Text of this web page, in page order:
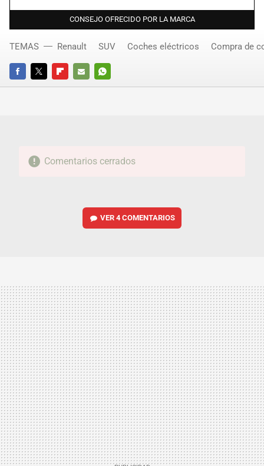
CONSEJO OFRECIDO POR LA MARCA
FACEBOOKTWITTERFLIPBOARD
E-
WHATSAPP
TEMAS Renault SUV Coches eléctricos Compra de
Comentarios cerrados
VER4 COMENTARIOS